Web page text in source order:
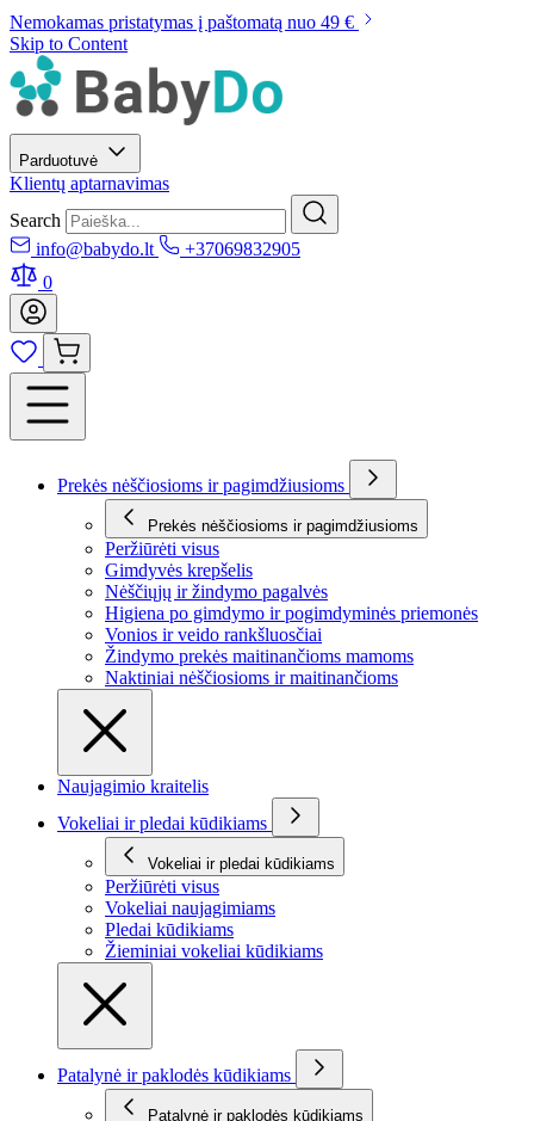
Nemokamas pristatymas į paštomatą nuo 49 €
Skip to Content
Parduotuvė
Klientų aptarnavimas
Search
info@babydo.lt
+37069832905
0
Prekės nėščiosioms ir pagimdžiusioms
Prekės nėščiosioms ir pagimdžiusioms
Peržiūrėti visus
Gimdyvės krepšelis
Nėščiųjų ir žindymo pagalvės
Higiena po gimdymo ir pogimdyminės priemonės
Vonios ir veido rankšluosčiai
Žindymo prekės maitinančioms mamoms
Naktiniai nėščiosioms ir maitinančioms
Naujagimio kraitelis
Vokeliai ir pledai kūdikiams
Vokeliai ir pledai kūdikiams
Peržiūrėti visus
Vokeliai naujagimiams
Pledai kūdikiams
Žieminiai vokeliai kūdikiams
Patalynė ir paklodės kūdikiams
Patalynė ir paklodės kūdikiams